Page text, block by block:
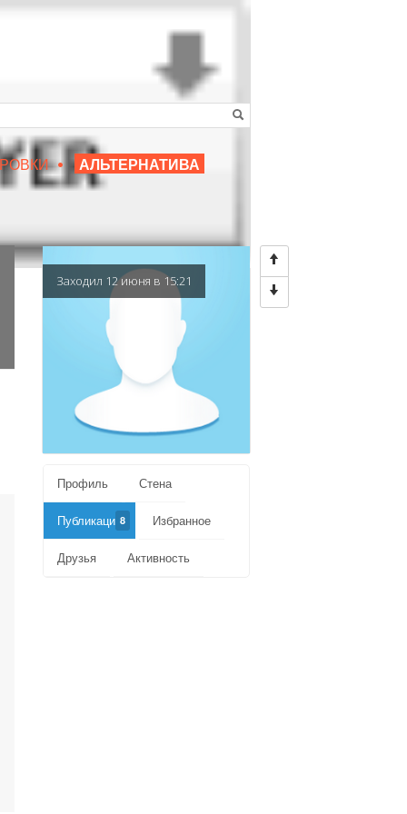
• АЛЬТЕРНАТИВА
| ЛЮБИМЫЙ ПРЕПОДАВАТЕЛЬ
Заходил 12 июня в 15:21
Профиль Стена
Публикации8 Избранное
Друзья Активность